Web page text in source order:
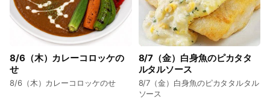
8/6（木）カレーコロッケの
せ
8/6（木）カレーコロッケのせ
8/7（金）白身魚のピカタタ
ルタルソース
8/7（金）白身魚のピカタタルタル
ソース